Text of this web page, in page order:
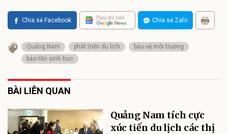
Chia sẻ Facebook Theo dõi trên Chia sẻ Zalo
Quảng Nam phát triển du lịch
bảo vệ môi trường
bảo tồn sinh học
BÀI LIÊN QUAN
Quảng Nam tích cực
xúc tiến du lịch các thị